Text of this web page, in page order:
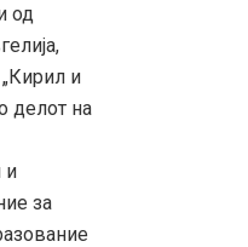
од
и
делот на
и
за